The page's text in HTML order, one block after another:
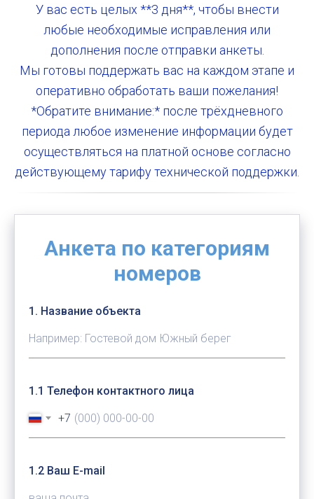
У вас есть целых **3 дня**, чтобы внести
любые необходимые исправления или
дополнения после отправки анкеты.
Мы готовы поддержать вас на каждом этапе и
оперативно обработать ваши пожелания!
*Обратите внимание:* после трёхдневного
периода любое изменение информации будет
осуществляться на платной основе согласно
действующему тарифу технической поддержки.
Анкета по категориям
номеров
1. Название объекта
1.1 Телефон контактного лица
+7
1.2 Ваш E-mail